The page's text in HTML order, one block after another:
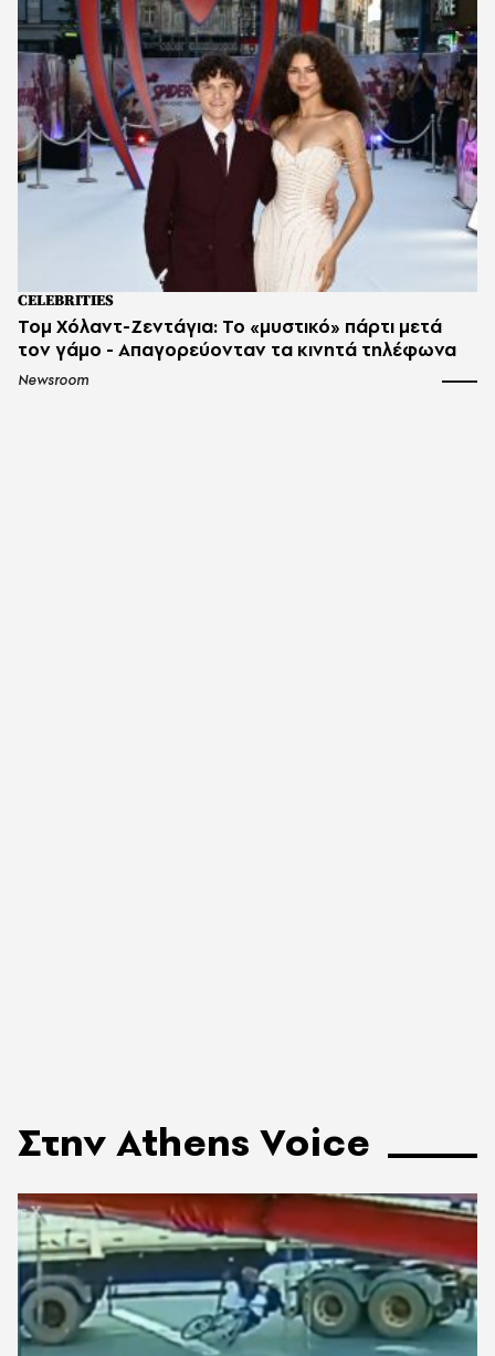
CELEBRITIES
Τομ Χόλαντ-Ζεντάγια: Το «μυστικό» πάρτι μετά
τον γάμο - Απαγορεύονταν τα κινητά τηλέφωνα
Newsroom
Στην Athens Voice